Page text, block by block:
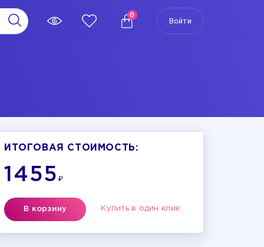
0
Войти
ИТОГОВАЯ СТОИМОСТЬ:
1455 ₽
В корзину Купить в один клик